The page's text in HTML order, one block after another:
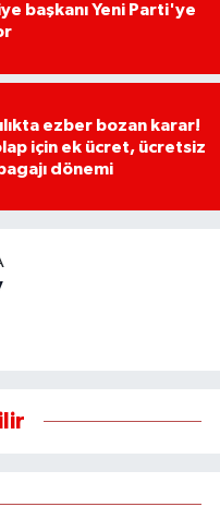
başkanı Yeni Parti'ye
ezber bozan karar!
için ek ücret, ücretsiz
dönemi